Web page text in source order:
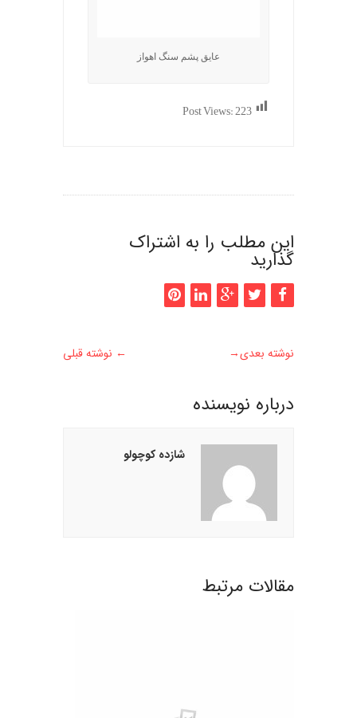
عایق پشم سنگ اهواز
Post Views:223
این مطلب را به اشتراک
گذارید
← نوشته قبلی نوشته بعدی→
درباره نويسنده
شازده کوچولو
مقالات مرتبط